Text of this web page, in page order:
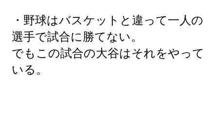
・野球はバスケットと違って一人の
選手で試合に勝てない。
でもこの試合の大谷はそれをやって
いる。